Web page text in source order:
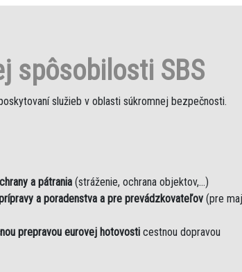
spôsobilosti SBS
služieb v oblasti súkromnej bezpečnosti.
a pátrania (stráženie, ochrana objektov,...)
a poradenstva a pre prevádzkovateľov (pre
prepravou eurovej hotovosti cestnou dopravou